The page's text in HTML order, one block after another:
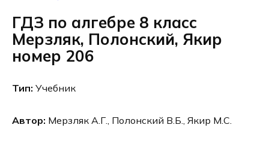
ГДЗ по алгебре 8 класс
Мерзляк, Полонский, Якир
номер 206
Тип: Учебник
Автор: Мерзляк А.Г., Полонский В.Б., Якир М.С.